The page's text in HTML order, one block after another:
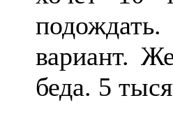
вариант.
беда. 5